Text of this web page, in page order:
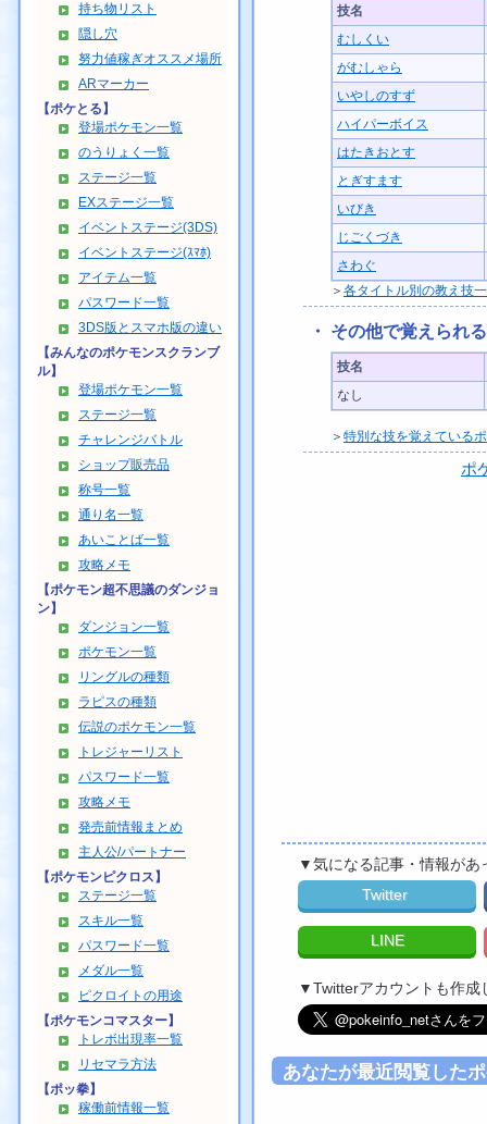
持ち物リスト
隠し穴
努力値稼ぎオススメ場所
ARマーカー
【ポケとる】
登場ポケモン一覧
のうりょく一覧
ステージ一覧
EXステージ一覧
イベントステージ(3DS)
イベントステージ(ｽﾏﾎ)
アイテム一覧
パスワード一覧
3DS版とスマホ版の違い
【みんなのポケモンスクランブ
ル】
登場ポケモン一覧
ステージ一覧
チャレンジバトル
ショップ販売品
称号一覧
通り名一覧
あいことば一覧
攻略メモ
【ポケモン超不思議のダンジョ
ン】
ダンジョン一覧
ポケモン一覧
リングルの種類
ラピスの種類
伝説のポケモン一覧
トレジャーリスト
パスワード一覧
攻略メモ
発売前情報まとめ
主人公/パートナー
【ポケモンピクロス】
ステージ一覧
スキル一覧
パスワード一覧
メダル一覧
ピクロイトの用途
【ポケモンコマスター】
トレボ出現率一覧
リセマラ方法
【ポッ拳】
稼働前情報一覧
技名
むしくい
がむしゃら
いやしのすず
ハイパーボイス
はたきおとす
とぎすます
いびき
じごくづき
さわぐ
＞ 各タイトル別の教え技
・ その他で覚えられ
技名
なし
＞ 特別な技を覚えている
ポ
▼気になる記事・情報があ
Twitter
LINE
▼Twitterアカウントも作成
あなたが最近閲覧した